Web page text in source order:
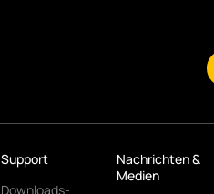
Support
Downloads-
Nachrichten &
Medien